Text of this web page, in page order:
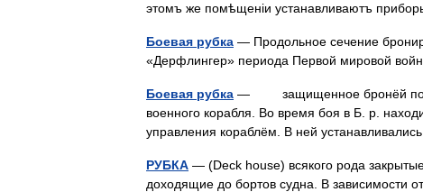
этомъ же помѣщеніи устанавливаютъ
Боевая рубка — Продольное сечение
«Дерфлингер» периода Первой мировой
Боевая рубка — защищенное бронёй
военного корабля. Во время боя в Б. р.
управления кораблём. В ней
РУБКА — (Deck house) всякого рода
доходящие до бортов судна. В зависимости